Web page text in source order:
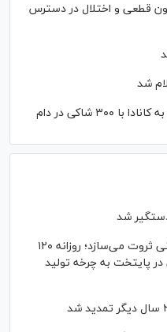
قطعی و اختلال در دسترس
شد
مدیر کلاهبردار شرکت مهاجرتی به کانادا با ۳۰۰ شاکی در دام
دستگیر شد
شهری که از نخاله‌های ساختمانی ثروت می‌سازد؛ روزانه ۱۲۰
پایتخت به چرخه تولید